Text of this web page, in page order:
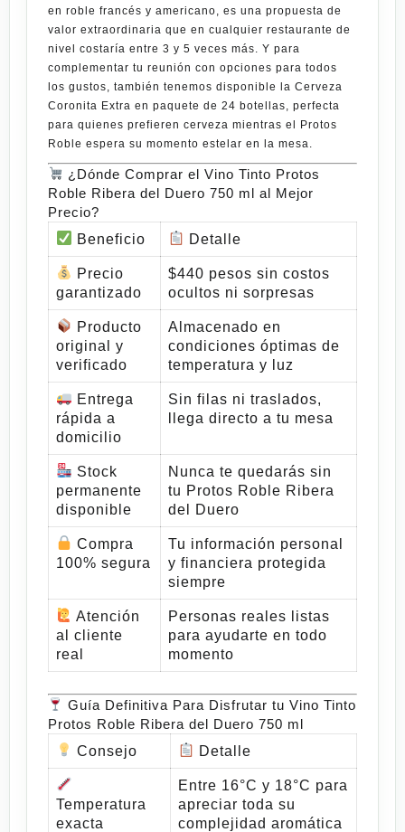
en roble francés y americano, es una propuesta de
valor extraordinaria que en cualquier restaurante de
nivel costaría entre 3 y 5 veces más. Y para
complementar tu reunión con opciones para todos
los gustos, también tenemos disponible la Cerveza
Coronita Extra en paquete de 24 botellas , perfecta
para quienes prefieren cerveza mientras el Protos
Roble espera su momento estelar en la mesa.
¿Dónde Comprar el Vino Tinto Protos
Roble Ribera del Duero 750 ml al Mejor
Precio?
Beneficio
Detalle
Precio
garantizado
$440 pesos sin costos
ocultos ni sorpresas
Producto
original y
verificado
Almacenado en
condiciones óptimas de
temperatura y luz
Entrega
rápida a
domicilio
Sin filas ni traslados,
llega directo a tu mesa
Stock
permanente
disponible
Nunca te quedarás sin
tu Protos Roble Ribera
del Duero
Compra
100% segura
Tu información personal
y financiera protegida
siempre
Atención
al cliente
real
Personas reales listas
para ayudarte en todo
momento
Guía Definitiva Para Disfrutar tu Vino Tinto
Protos Roble Ribera del Duero 750 ml
Consejo
Detalle
Temperatura
exacta
Entre 16°C y 18°C para
apreciar toda su
complejidad aromática